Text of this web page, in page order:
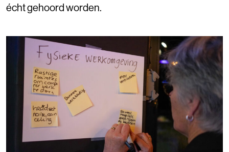
écht gehoord worden.